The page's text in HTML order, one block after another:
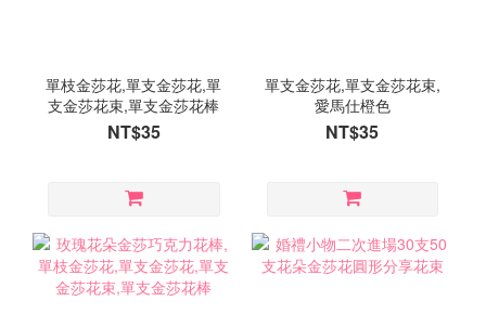
單枝金莎花,單支金莎花,單
支金莎花束,單支金莎花棒
NT$35
單支金莎花,單支金莎花束,
愛馬仕橙色
NT$35